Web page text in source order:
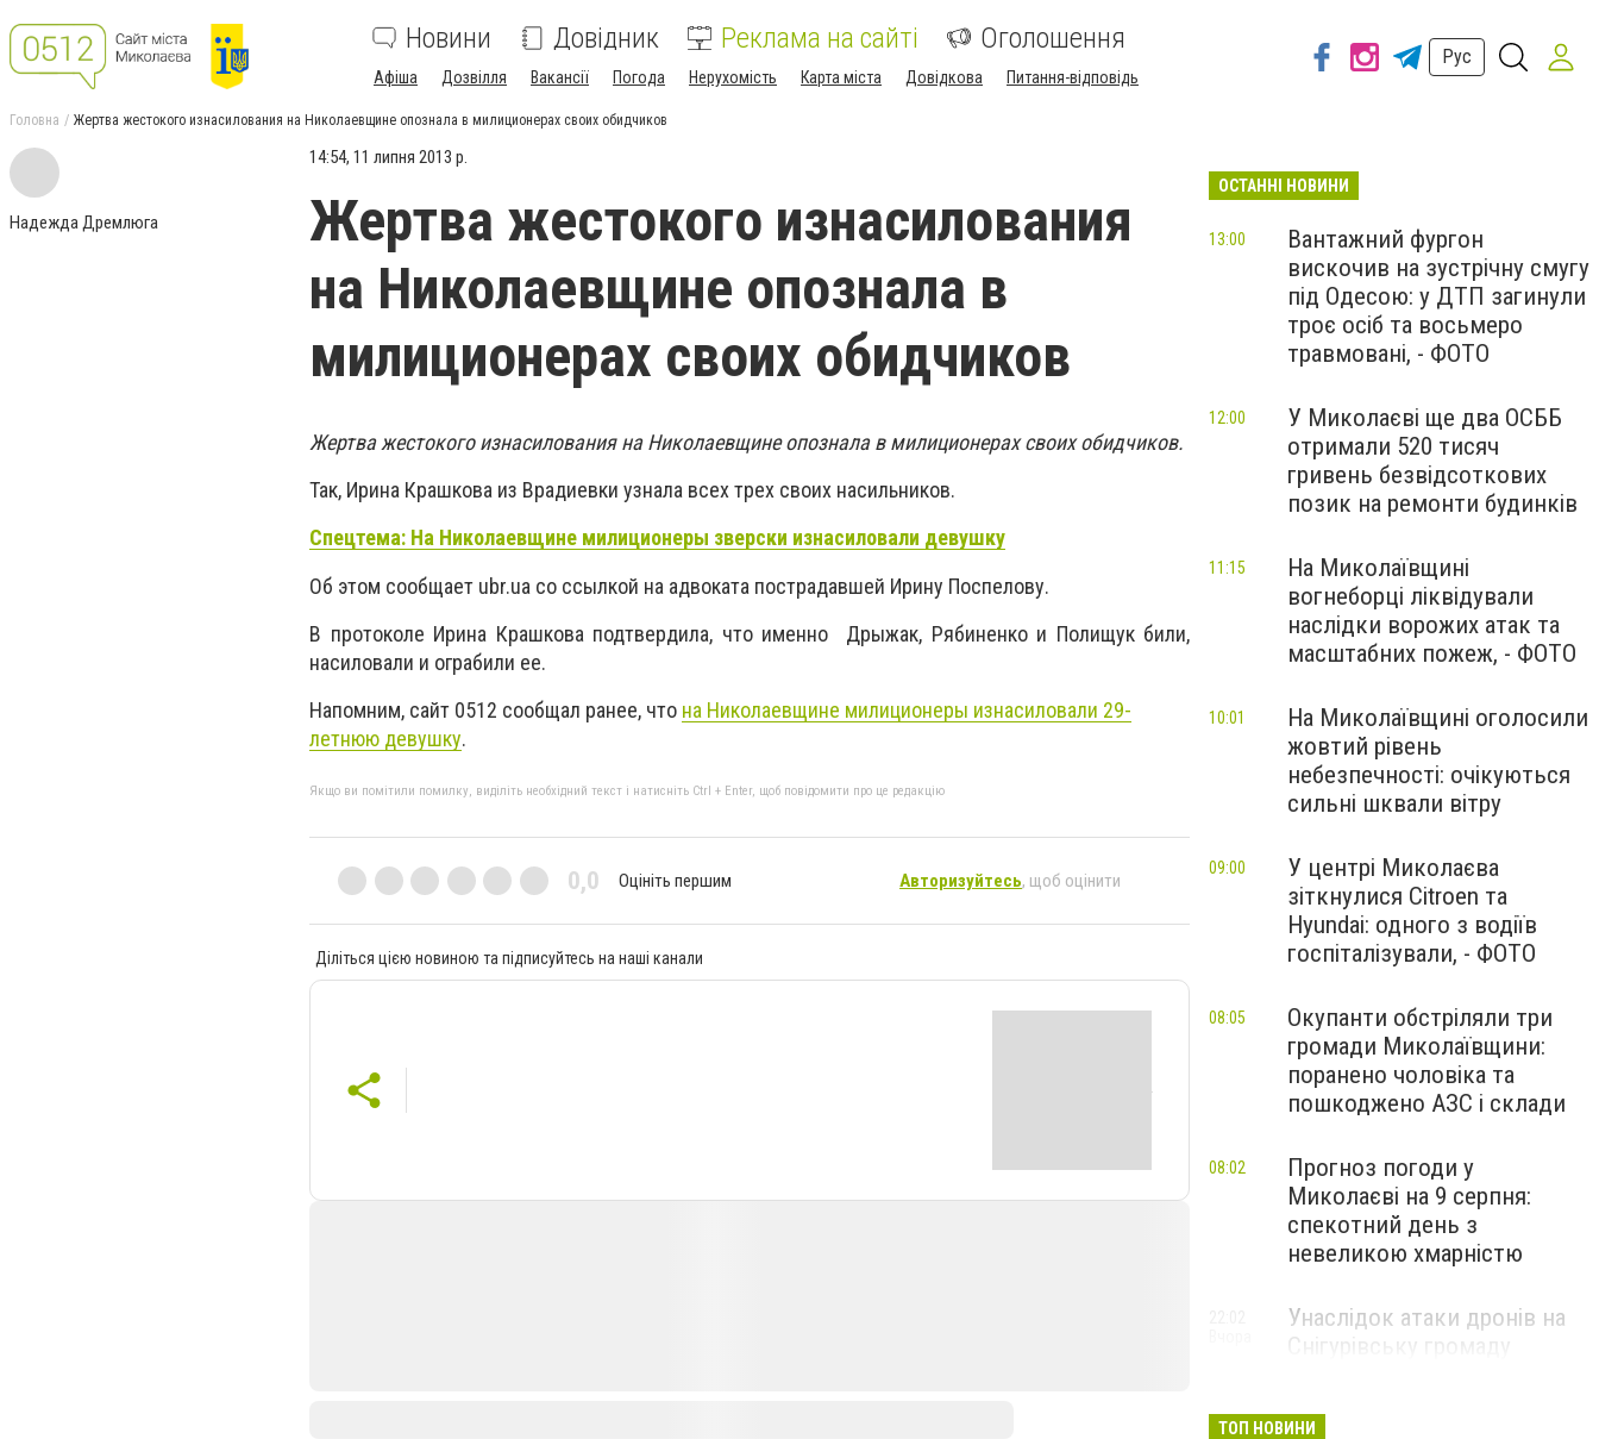
Новини Довідник Реклама на сайті Оголошення
Афіша Дозвілля Вакансії Погода Нерухомість Карта міста Довідкова Питання-відповідь
Рус
Головна Жертва жестокого изнасилования на Николаевщине опознала в милиционерах своих обидчиков
Надежда Дремлюга
14:54, 11 липня 2013 р.
Жертва жестокого изнасилования
на Николаевщине опознала в
милиционерах своих обидчиков
Жертва жестокого изнасилования на Николаевщине опознала в милиционерах своих обидчиков.
Так, Ирина Крашкова из Врадиевки узнала всех трех своих насильников.
Спецтема: На Николаевщине милиционеры зверски изнасиловали девушку
Об этом сообщает ubr.ua со ссылкой на адвоката пострадавшей Ирину Поспелову.
В протоколе Ирина Крашкова подтвердила, что именно Дрыжак, Рябиненко и Полищук били,
насиловали и ограбили ее.
Напомним, сайт 0512 сообщал ранее, что на Николаевщине милиционеры изнасиловали 29-
летнюю девушку.
Якщо ви помітили помилку, виділіть необхідний текст і натисніть Ctrl + Enter, щоб повідомити про це редакцію
0,0 Оцініть першим Авторизуйтесь, щоб оцінити
Діліться цією новиною та підписуйтесь на наші канали
ОСТАННІ НОВИНИ
Вантажний фургон
вискочив на зустрічну смугу
під Одесою: у ДТП загинули
троє осіб та восьмеро
травмовані, - ФОТО
13:00
У Миколаєві ще два ОСББ
отримали 520 тисяч
гривень безвідсоткових
позик на ремонти будинків
12:00
На Миколаївщині
вогнеборці ліквідували
наслідки ворожих атак та
масштабних пожеж, - ФОТО
11:15
На Миколаївщині оголосили
жовтий рівень
небезпечності: очікуються
сильні шквали вітру
10:01
У центрі Миколаєва
зіткнулися Citroen та
Hyundai: одного з водіїв
госпіталізували, - ФОТО
09:00
Окупанти обстріляли три
громади Миколаївщини:
поранено чоловіка та
пошкоджено АЗС і склади
08:05
Прогноз погоди у
Миколаєві на 9 серпня:
спекотний день з
невеликою хмарністю
08:02
Унаслідок атаки дронів на
Снігурівську громаду
ТОП НОВИНИ